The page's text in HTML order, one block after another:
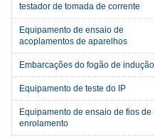
testador de tomada de corrente
Equipamento de ensaio de
acoplamentos de aparelhos
Embarcações do fogão de indução
Equipamento de teste do IP
Equipamento de ensaio de fios de
enrolamento